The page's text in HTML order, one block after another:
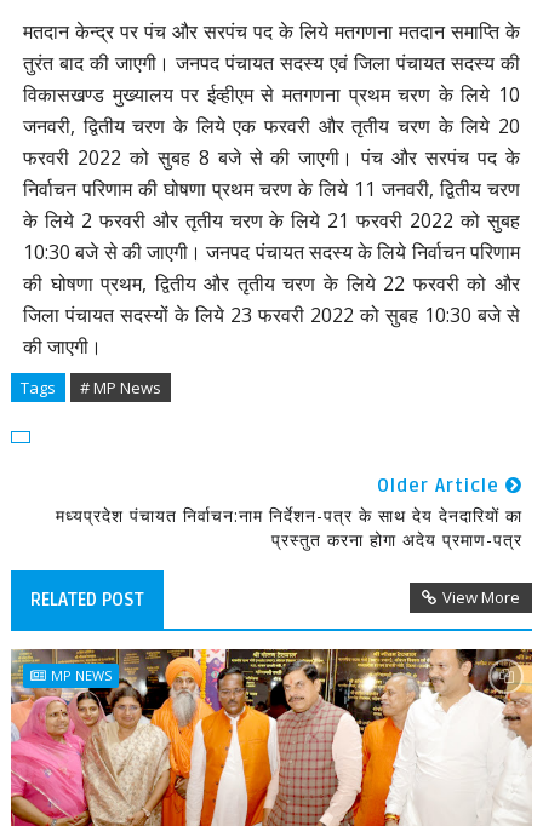
मतदान केन्द्र पर पंच और सरपंच पद के लिये मतगणना मतदान समाप्ति के
तुरंत बाद की जाएगी। जनपद पंचायत सदस्य एवं जिला पंचायत सदस्य की
विकासखण्ड मुख्यालय पर ईव्हीएम से मतगणना प्रथम चरण के लिये 10
जनवरी, द्वितीय चरण के लिये एक फरवरी और तृतीय चरण के लिये 20
फरवरी 2022 को सुबह 8 बजे से की जाएगी। पंच और सरपंच पद के
निर्वाचन परिणाम की घोषणा प्रथम चरण के लिये 11 जनवरी, द्वितीय चरण
के लिये 2 फरवरी और तृतीय चरण के लिये 21 फरवरी 2022 को सुबह
10:30 बजे से की जाएगी। जनपद पंचायत सदस्य के लिये निर्वाचन परिणाम
की घोषणा प्रथम, द्वितीय और तृतीय चरण के लिये 22 फरवरी को और
जिला पंचायत सदस्यों के लिये 23 फरवरी 2022 को सुबह 10:30बजे से
की जाएगी।
Tags # MP News
Older Article
मध्यप्रदेश पंचायत निर्वाचन:नाम निर्देशन-पत्र के साथ देय देनदारियों का
प्रस्तुत करना होगा अदेय प्रमाण-पत्र
RELATED POST View More
MP NEWS